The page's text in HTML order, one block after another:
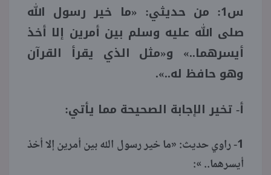
س1: من حديثي: «ما خير رسول الله
صلى الله عليه وسلم بين أمرين إلا أخذ
أيسرهما..» و«مثل الذي يقرأ القرآن
وهو حافظ له..».
أ- تخير الإجابة الصحيحة مما يأتي:
1- راوي حديث: «ما خير رسول الله بين أمرين إلا أخذ
أيسرهما.. »: